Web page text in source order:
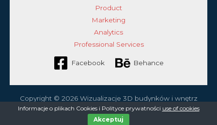
Product
Marketing
Analytics
Professional Services
Facebook Behance
Copyright © 2026 Wizualizacje 3D budynków i wnętrz
Informacje o plikach Cookies i Polityce prywatności use of cookies
Akceptuj